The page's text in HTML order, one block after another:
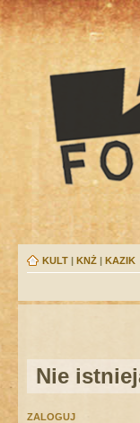
KULT | KNŻ | KAZIK
Nie
ZALOGUJ